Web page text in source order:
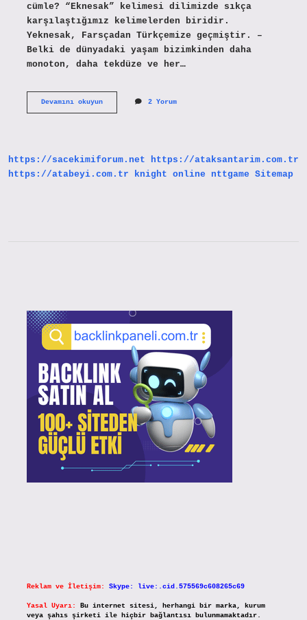
cümle? “Eknesak” kelimesi dilimizde sıkça
karşılaştığımız kelimelerden biridir.
Yeknesak, Farsçadan Türkçemize geçmiştir. –
Belki de dünyadaki yaşam bizimkinden daha
monoton, daha tekdüze ve her…
Devamını okuyunYeknesak
2 Yorum
https://sacekimiforum.net
https://ataksantarim.com.tr
https://atabeyi.com.tr
knight online nttgame Sitemap
Reklam ve İletişim: Skype: live:.cid.575569c608265c69
Yasal Uyarı:
Bu internet sitesi, herhangi bir marka, kurum
veya şahıs şirketi ile hiçbir bağlantısı bulunmamaktadır.